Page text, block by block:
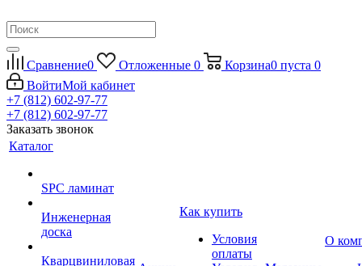
Сравнение0 Отложенные 0 Корзина0 пуста 0
ВойтиМой кабинет
+7 (812) 602-97-77
+7 (812) 602-97-77
Заказать звонок
Каталог
SPC ламинат
Инженерная
доска
Кварцвиниловая
Как купить
Условия
оплаты
О